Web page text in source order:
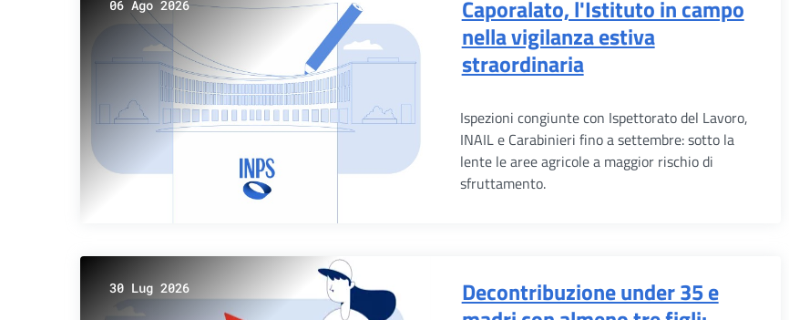
06 Ago 2026
Caporalato, l'Istituto in campo
nella vigilanza estiva
straordinaria
Ispezioni congiunte con Ispettorato del Lavoro,
INAIL e Carabinieri fino a settembre: sotto la
lente le aree agricole a maggior rischio di
sfruttamento.
30 Lug 2026
Decontribuzione under 35 e